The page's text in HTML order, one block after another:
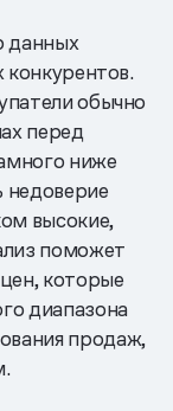
данных
конкурентов.
обычно
перед
ниже
недоверие
высокие,
поможет
которые
диапазона
продаж,